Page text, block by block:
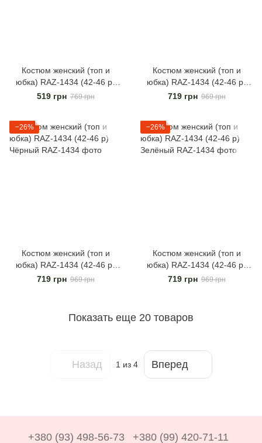
Костюм женский (топ и
юбка) RAZ-1434 (42-46 р)
Голубой
519 грн 769 грн
Костюм женский (топ и
юбка) RAZ-1434 (42-46 р)
Малиновый
719 грн 969 грн
−26%
Костюм женский (топ и
юбка) RAZ-1434 (42-46 р)
Чёрный
719 грн 969 грн
−26%
Костюм женский (топ и
юбка) RAZ-1434 (42-46 р)
Зелёный
719 грн 969 грн
Показать еще 20 товаров
Назад 1 из 4 Вперед
+380 (93) 498-56-73 +380 (99) 420-71-11